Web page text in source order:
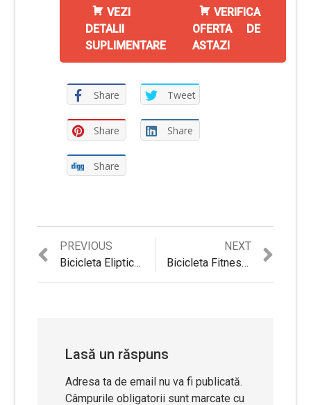
VEZI
DETALII
SUPLIMENTARE
VERIFICA
OFERTA DE
ASTAZI
Share Tweet
Share Share
Share
Navigare
PREVIOUS
Previous
post:
Bicicleta Eliptica Fitness Magnetica Techfit E500 cu Suport Tableta / Smartphone, Volanta 9 kg, Greutate maxima admisa 130kg
NEXT
post:
Bicicleta Fitness Techfit R410
Lasă un răspuns
Adresa ta de email nu va fi publicată.
Câmpurile obligatorii sunt marcate cu